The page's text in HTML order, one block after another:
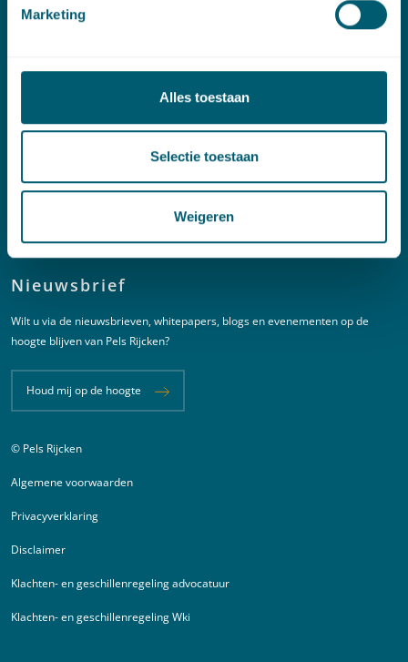
Marketing
Alles toestaan
Selectie toestaan
Weigeren
T:+31 6 20 01 08 16
New Babylon
Nieuwsbrief
Wilt u via de nieuwsbrieven, whitepapers, blogs en evenementen op de
hoogte blijven van Pels Rijcken?
Houd mij op de hoogte
Juridische informatie
© Pels Rijcken
Algemene voorwaarden
Privacyverklaring
Disclaimer
Klachten- en geschillenregeling advocatuur
Klachten- en geschillenregeling Wki